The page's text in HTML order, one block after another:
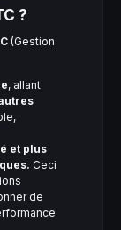
?
(Gestion
, allant
et plus
Ceci
de